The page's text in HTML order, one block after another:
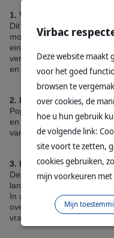
1. Vernietiging van de
Dit is waarschijnlijk het
mogelijk gebeuren, zodra
einde van de winter
verontreinigd zijn met
en mest, moeten worden
2. De behandeling van
Populatiecontrole begint
en vervolgens met het
van oppervlakken of het
3. De eliminatie van
De behandeling van
lang niet genoeg om de
In alle gevallen kan het,
overwogen worden Aarzel
vragen.
Virbac
Deze website maakt
voor het goed
browsen te
over cookies, de
hoe u hun gebruik
de volgende link:
site voort te zetten,
cookies gebruiken,
mijn voorkeuren
Mijn